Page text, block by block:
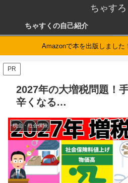
ちゃすろ
ちゃすくの自己紹介
Amazonで本を出版しました
PR
2027年の大増税問題！
辛くなる…
税金・社会保険